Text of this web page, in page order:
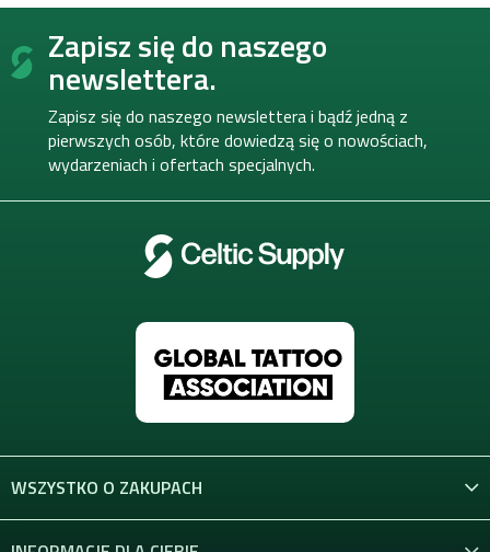
S
Zapisz się do naszego
newslettera.
Zapisz się do naszego newslettera i bądź jedną z
pierwszych osób, które dowiedzą się o nowościach,
wydarzeniach i ofertach specjalnych.
WSZYSTKO O ZAKUPACH